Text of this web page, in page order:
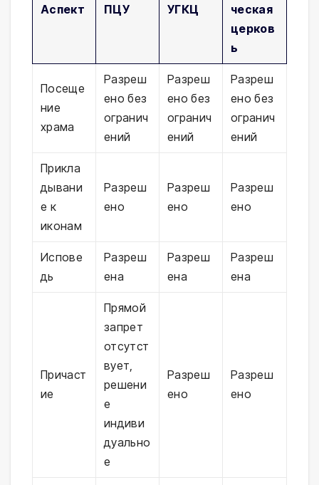
Аспект ПЦУ УГКЦ
ческая
церков
ь
Посеще
ние
храма
Разреш
ено без
огранич
ений
Разреш
ено без
огранич
ений
Разреш
ено без
огранич
ений
Прикла
дывани
е к
иконам
Разреш
ено
Разреш
ено
Разреш
ено
Испове
дь
Разреш
ена
Разреш
ена
Разреш
ена
Причаст
ие
Прямой
запрет
отсутст
вует,
решени
е
индиви
дуально
е
Разреш
ено
Разреш
ено